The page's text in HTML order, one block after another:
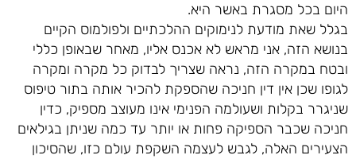
היום בכל מסגרת באשר היא.
בגלל שאת מודעת לנימוקים ההלכתיים ולפולמוס הקיים
בנושא הזה, אני מראש לא אכנס אליו, מאחר שבאופן כללי
ובטח במקרה הזה, נראה שצריך לבדוק כל מקרה ומקרה
לגופו שכן אין דין חניכה שהספקת להכיר אותה בתור טיפוס
שניגרר בקלות ושעולמה הפנימי אינו מעוצב מספיק, כדין
חניכה שכבר הספיקה פחות או יותר עד כמה שניתן בגילאים
הצעירים האלה, לגבש לעצמה השקפת עולם כזו, שהסיכון